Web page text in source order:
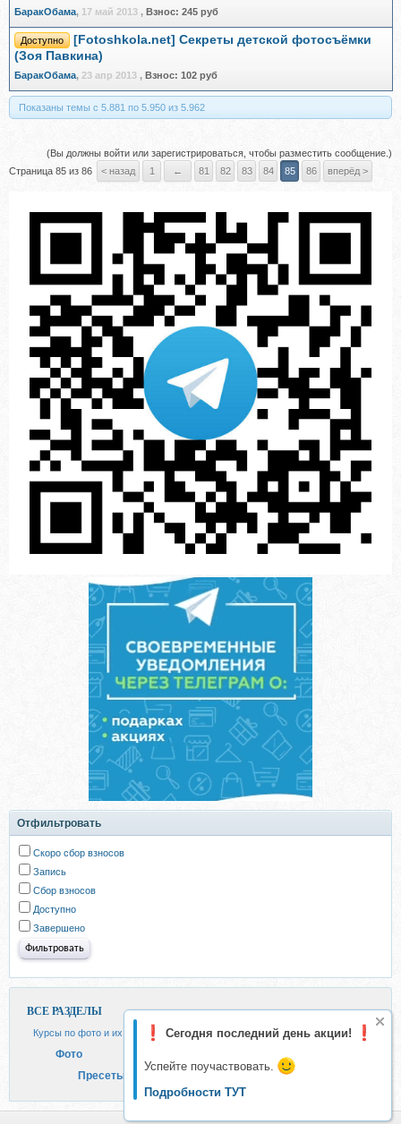
Сегодня последний день акции!
Успейте поучаствовать.
Подробности ТУТ
БаракОбама, 17 май 2013 , Взнос: 245 руб
Доступно
[Fotoshkola.net] Секреты детской фотосъёмки
(Зоя Павкина)
БаракОбама, 23 апр 2013 , Взнос: 102 руб
Показаны темы с 5.881 по 5.950 из 5.962
(Вы должны войти или зарегистрироваться, чтобы разместить сообщение.)
Страница 85 из 86
< назад 1 ← 81 82 83 84 85 86 вперёд >
Отфильтровать
Скоро сбор взносов
Запись
Сбор взносов
Доступно
Завершено
ВСЕ РАЗДЕЛЫ
Курсы по фото и их обработке
Фото
Пресеты для фото